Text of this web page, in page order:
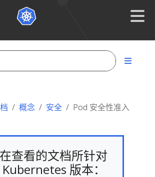
概念 安全 Pod 安全性准入
查看的文档所针对
版本：